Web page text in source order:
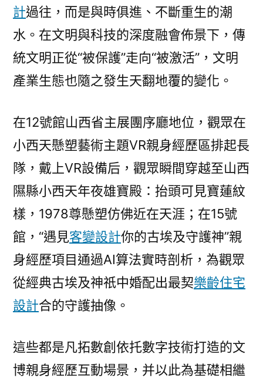
計過往，而是與時俱進、不斷重生的潮
水。在文明與科技的深度融會佈景下，傳
統文明正從“被保護”走向“被激活”，文明
產業生態也隨之發生天翻地覆的變化。
在12號館山西省主展團序廳地位，觀眾在
小西天懸塑藝術主題VR親身經歷區排起長
隊，戴上VR設備后，觀眾瞬間穿越至山西
隰縣小西天年夜雄寶殿：抬頭可見寶蓮紋
樣，1978尊懸塑仿佛近在天涯；在15號
館，“遇見客變設計你的古埃及守護神”親
身經歷項目通過AI算法實時剖析，為觀眾
從經典古埃及神祇中婚配出最契樂齡住宅
設計合的守護抽像。
這些都是凡拓數創依托數字技術打造的文
博親身經歷互動場景，并以此為基礎相繼